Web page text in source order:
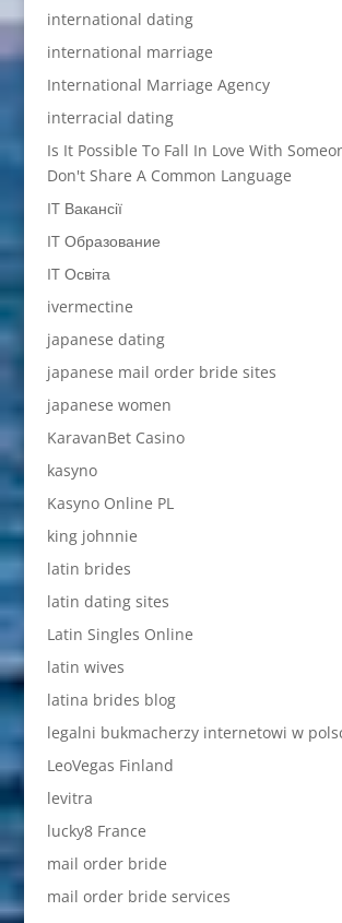
international dating
international marriage
International Marriage Agency
interracial dating
Is It Possible To Fall In Love With
Don't Share A Common Language
IT Вакансії
IT Образование
IT Освіта
ivermectine
japanese dating
japanese mail order bride sites
japanese women
KaravanBet Casino
kasyno
Kasyno Online PL
king johnnie
latin brides
latin dating sites
Latin Singles Online
latin wives
latina brides blog
legalni bukmacherzy internetowi w
LeoVegas Finland
levitra
lucky8 France
mail order bride
mail order bride services